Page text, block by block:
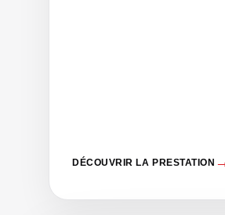
DÉCOUVRIR LA PRESTATION